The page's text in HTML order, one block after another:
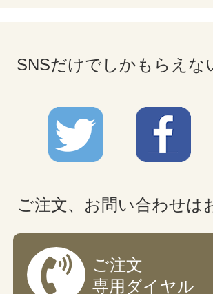
SNSだけでしかもらえな
ご注文、お問い合わせは
ご注文
専用ダイヤル